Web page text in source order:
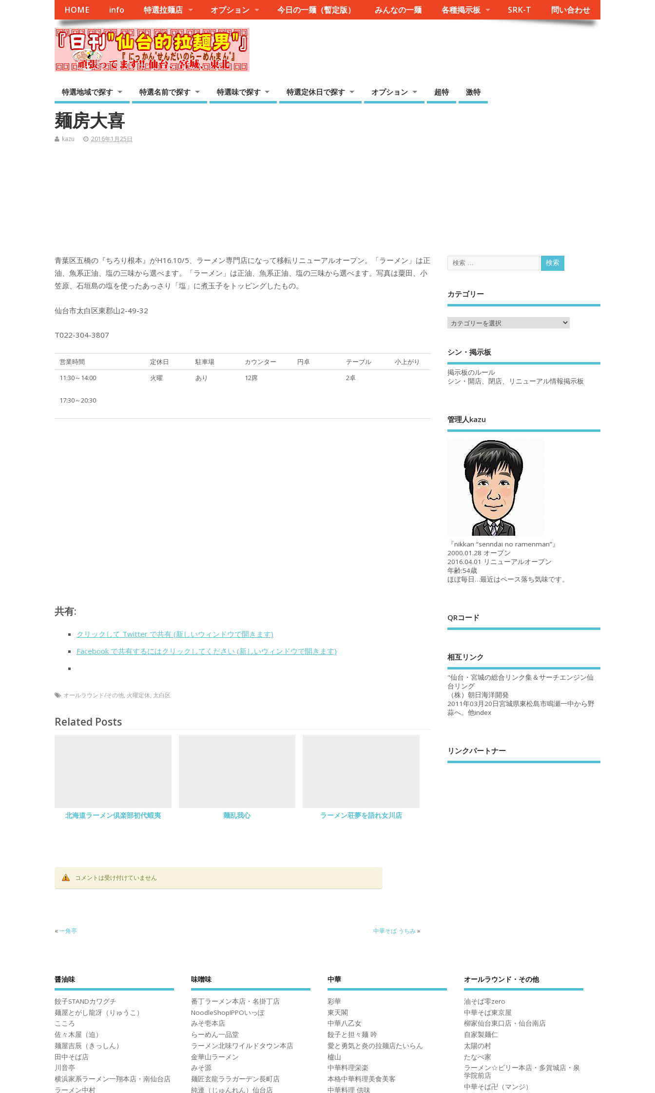
HOME info 特選拉麺店 オプション 今日の一麺（暫定版） みんなの一麺 各種掲示板 SRK-T 問い合わせ
特選地域で探す 特選名前で探す 特選味で探す 特選定休日で探す オプション 超特 激特
麺房大喜
kazu 2016年1月25日
青葉区五橋の『ちろり根本』がH16.10/5、ラーメン専門店になって移転リニューアルオープン。「ラーメン」は正
油、魚系正油、塩の三味から選べます。「ラーメン」は正油、魚系正油、塩の三味から選べます。写真は粟田、小
笠原、石垣島の塩を使ったあっさり「塩」に煮玉子をトッピングしたもの。
仙台市太白区東郡山2-49-32
T022-304-3807
営業時間 定休日 駐車場 カウンター 円卓 テーブル
小上がり
11:30～14:00
17:30～20:30
火曜 あり 12席 2卓
共有:
クリックして Twitter で共有 (新しいウィンドウで開きます)
Facebook で共有するにはクリックしてください (新しいウィンドウで開きます)
オールラウンド/その他, 火曜定休, 太白区
Related Posts
北海道ラーメン倶楽部初代蝦夷 麺乱我心 ラーメン荘夢を語れ女川店
コメントは受け付けていません
« 一角亭 中華そば うちみ»
カテゴリー
シン・掲示板
掲示板のルール
シン・開店、閉店、リニューアル情報掲示板
管理人kazu
『nikkan “senndai no ramenman”』
2000.01.28 オープン
2016.04.01 リニューアルオープン
年齢:54歳
ほぼ毎日…最近はペース落ち気味です。
QRコード
相互リンク
"仙台・宮城の総合リンク集＆サーチエンジン仙
台リング
（株）朝日海洋開発
2011年03月20日宮城県東松島市鳴瀬一中から野
蒜へ。他index
リンクパートナー
醤油味
餃子STANDカワグチ
麺屋とがし龍冴（りゅうこ）
こころ
佐々木屋（迫）
麺屋吉辰（きっしん）
田中そば店
川音亭
横浜家系ラーメン一翔本店・南仙台店
ラーメン中村
味噌味
番丁ラーメン本店・名掛丁店
NoodleShopIPPOいっぽ
みそ壱本店
らーめん一品堂
ラーメン北味ワイルドタウン本店
金華山ラーメン
みそ源
麺匠玄龍ララガーデン長町店
純連（じゅんれん）仙台店
中華
彩華
東天閣
中華八乙女
餃子と担々麺 吟
愛と勇気と炎の拉麺店たいらん
櫨山
中華料理栄楽
本格中華料理美食美客
中華料理 供味
オールラウンド・その他
油そば零zero
中華そば東京屋
柳家仙台東口店・仙台南店
自家製麺仁
太陽の村
たなべ家
ラーメン☆ビリー本店・多賀城店・泉
学院前店
中華そば卍（マンジ）